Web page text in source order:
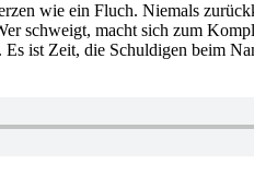
wie ein Fluch. Niemals
schweigt, macht sich zum
Es ist Zeit, die Schuldigen beim